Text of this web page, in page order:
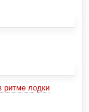
ритме лодки